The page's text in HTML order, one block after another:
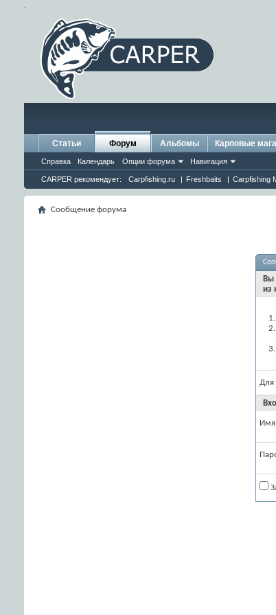
.
Статьи Форум
Справка Календарь Опции форума Навигация
CARPER рекомендует: Carpfishing.ru | Freshbaits | Carpfishing
Альбомы Карповые
Сообщение форума
Вы
из
Для